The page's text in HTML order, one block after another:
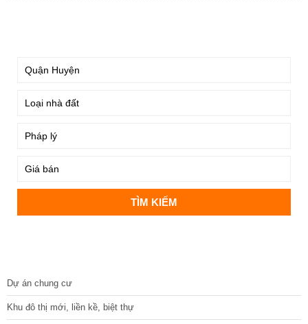
Dự án chung cư
Khu đô thị mới, liền kề, biệt thự